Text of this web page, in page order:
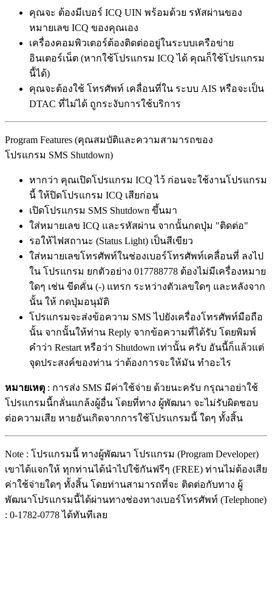
คุณจะ ต้องมีเบอร์ ICQ UIN พร้อมด้วย รหัสผ่านของ
หมายเลข ICQ ของคุณเอง
เครื่องคอมพิวเตอร์ต้องติดต่ออยู่ในระบบเครือข่าย
อินเตอร์เน็ต (หากใช้โปรแกรม ICQ ได้ คุณก็ใช้โปรแกรม
นี้ได้)
คุณจะต้องใช้ โทรศัพท์ เคลื่อนที่ใน ระบบ AIS หรือจะเป็น
DTAC ที่ไม่ได้ ถูกระงับการใช้บริการ
Program Features (คุณสมบัติและความสามารถของ
โปรแกรม SMS Shutdown)
หากว่า คุณเปิดโปรแกรม ICQ ไว้ ก่อนจะใช้งานโปรแกรม
นี้ ให้ปิดโปรแกรม ICQ เสียก่อน
เปิดโปรแกรม SMS Shutdown ขึ้นมา
ใส่หมายเลข ICQ และรหัสผ่าน จากนั้นกดปุ่ม "ติดต่อ"
รอให้ไฟสถานะ (Status Light) เป็นสีเขียว
ใส่หมายเลขโทรศัพท์ในช่องเบอร์โทรศัพท์เคลื่อนที่ ลงไป
ใน โปรแกรม ยกตัวอย่าง 017788778 ต้องไม่มีเครื่องหมาย
ใดๆ เช่น ขีดคั่น (-) แทรก ระหว่างตัวเลขใดๆ และหลังจาก
นั้น ให้ กดปุ่มอนุมัติ
โปรแกรมจะส่งข้อความ SMS ไปยังเครื่องโทรศัพท์มือถือ
นั้น จากนั้นให้ท่าน Reply จากข้อความที่ได้รับ โดยพิมพ์
คำว่า Restart หรือว่า Shutdown เท่านั้น ครับ อันนี้ก็แล้วแต่
จุดประสงค์ของท่าน ว่าต้องการจะให้มัน ทำอะไร
หมายเหตุ : การส่ง SMS มีค่าใช้จ่าย ด้วยนะครับ กรุณาอย่าใช้
โปรแกรมนี้กลั่นแกล้งผู้อื่น โดยที่ทาง ผู้พัฒนา จะไม่รับผิดชอบ
ต่อความเสีย หายอันเกิดจากการใช้โปรแกรมนี้ ใดๆ ทั้งสิ้น
Note : โปรแกรมนี้ ทางผู้พัฒนา โปรแกรม (Program Developer)
เขาได้แจกให้ ทุกท่านได้นำไปใช้กันฟรีๆ (FREE) ท่านไม่ต้องเสีย
ค่าใช้จ่ายใดๆ ทั้งสิ้น โดยท่านสามารถที่จะ ติดต่อกับทาง ผู้
พัฒนาโปรแกรมนี้ได้ผ่านทางช่องทางเบอร์โทรศัพท์ (Telephone)
: 0-1782-0778 ได้ทันทีเลย